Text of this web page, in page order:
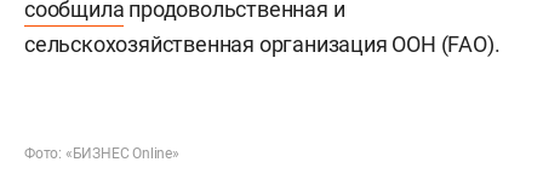
сообщила продовольственная и
сельскохозяйственная организация ООН (FAO).
Фото: «БИЗНЕС Online»